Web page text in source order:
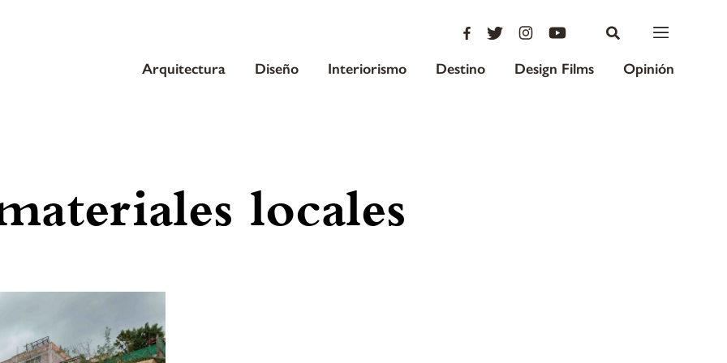
Arquitectura Diseño Interiorismo Destino Design Films Opinión
locales